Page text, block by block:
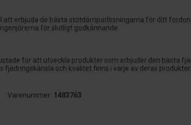
att erbjuda de bästa stötdämparlösningarna för ditt
för slutligt godkännande.
för att utveckla produkter som erbjuder den bästa
och kvalitet finns i varje av deras produkter.
Varenummer: 1483763